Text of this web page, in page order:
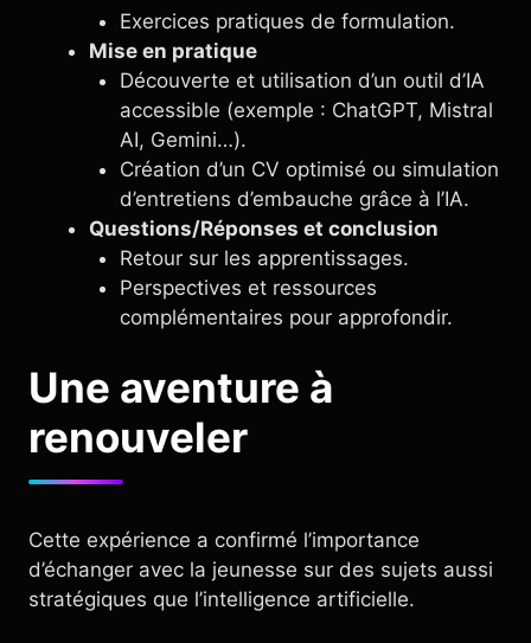
Exercices pratiques de formulation.
Mise en pratique
Découverte et utilisation d’un outil d’IA
accessible (exemple : ChatGPT, Mistral
AI, Gemini…).
Création d’un CV optimisé ou simulation
d’entretiens d’embauche grâce à l’IA.
Questions/Réponses et conclusion
Retour sur les apprentissages.
Perspectives et ressources
complémentaires pour approfondir.
Une aventure à
renouveler
Cette expérience a confirmé l’importance
d’échanger avec la jeunesse sur des sujets aussi
stratégiques que l’intelligence artificielle.